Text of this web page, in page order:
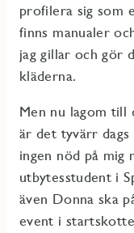
profilera sig som
finns manualer
jag gillar och gör
kläderna.
Men nu lagom till
är det tyvärr
ingen nöd på mig
utbytesstudent i
även Donna ska
event i